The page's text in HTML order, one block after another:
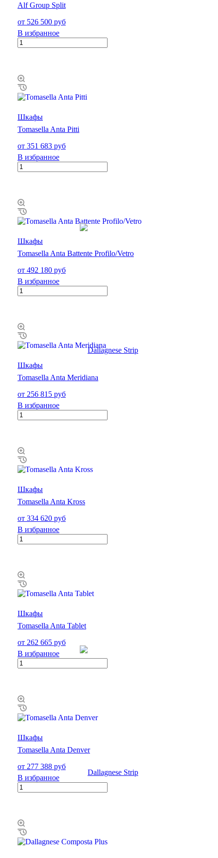
Alf Group Split
от 526 500 руб
В избранное
Шкафы
Tomasella Anta Pitti
от 351 683 руб
В избранное
Шкафы
Tomasella Anta Battente Profilo/Vetro
от 492 180 руб
В избранное
Шкафы
Tomasella Anta Meridiana
от 256 815 руб
В избранное
Шкафы
Tomasella Anta Kross
от 334 620 руб
В избранное
Шкафы
Tomasella Anta Tablet
от 262 665 руб
В избранное
Шкафы
Tomasella Anta Denver
от 277 388 руб
В избранное